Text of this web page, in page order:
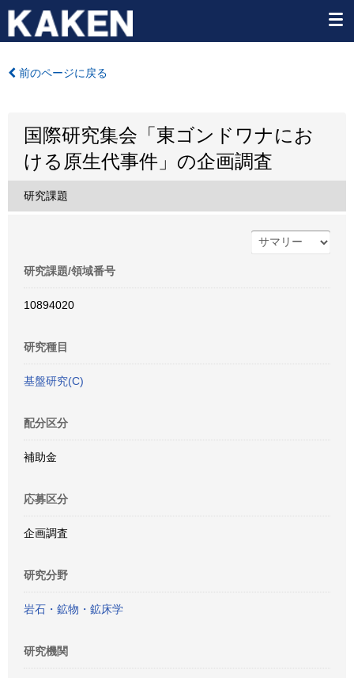
前のページに戻る
国際研究集会「東ゴンドワナにお
ける原生代事件」の企画調査
研究課題
研究課題/領域番号
10894020
研究種目
基盤研究(C)
配分区分
補助金
応募区分
企画調査
研究分野
岩石・鉱物・鉱床学
研究機関